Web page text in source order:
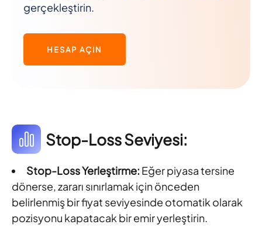
gerçekleştirin.
HESAP AÇIN
Stop-Loss Seviyesi:
Stop-Loss Yerleştirme: Eğer piyasa tersine
dönerse, zararı sınırlamak için önceden
belirlenmiş bir fiyat seviyesinde otomatik olarak
pozisyonu kapatacak bir emir yerleştirin.